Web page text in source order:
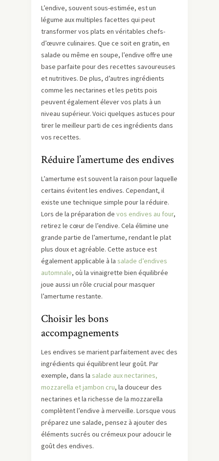
L’endive, souvent sous-estimée, est un
légume aux multiples facettes qui peut
transformer vos plats en véritables chefs-
d’œuvre culinaires. Que ce soit en gratin, en
salade ou même en soupe, l’endive offre une
base parfaite pour des recettes savoureuses
et nutritives. De plus, d’autres ingrédients
comme les nectarines et les petits pois
peuvent également élever vos plats à un
niveau supérieur. Voici quelques astuces pour
tirer le meilleur parti de ces ingrédients dans
vos recettes.
Réduire l’amertume des endives
L’amertume est souvent la raison pour laquelle
certains évitent les endives. Cependant, il
existe une technique simple pour la réduire.
Lors de la préparation de vos endives au four,
retirez le cœur de l’endive. Cela élimine une
grande partie de l’amertume, rendant le plat
plus doux et agréable. Cette astuce est
également applicable à la salade d’endives
automnale, où la vinaigrette bien équilibrée
joue aussi un rôle crucial pour masquer
l’amertume restante.
Choisir les bons
accompagnements
Les endives se marient parfaitement avec des
ingrédients qui équilibrent leur goût. Par
exemple, dans la salade aux nectarines,
mozzarella et jambon cru, la douceur des
nectarines et la richesse de la mozzarella
complètent l’endive à merveille. Lorsque vous
préparez une salade, pensez à ajouter des
éléments sucrés ou crémeux pour adoucir le
goût des endives.